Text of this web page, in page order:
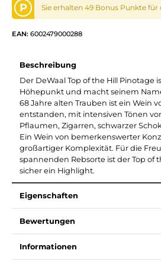
P Sie erhalten 49 Bonus Punkte für
EAN: 6002479000288
Beschreibung
Der DeWaal Top of the Hill Pinotage
Höhepunkt und macht seinem
68 Jahre alten Trauben ist ein Wein
entstanden, mit intensiven Tönen
Pflaumen, Zigarren, schwarzer
Ein Wein von bemerkenswerter
großartiger Komplexität. Für die
spannenden Rebsorte ist der Top of
sicher ein Highlight.
Eigenschaften
Bewertungen
Informationen